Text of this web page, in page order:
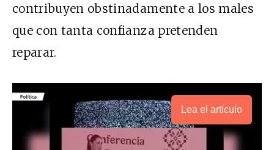
contribuyen obstinadamente a los males
que con tanta confianza pretenden
reparar.
Lea el artículo